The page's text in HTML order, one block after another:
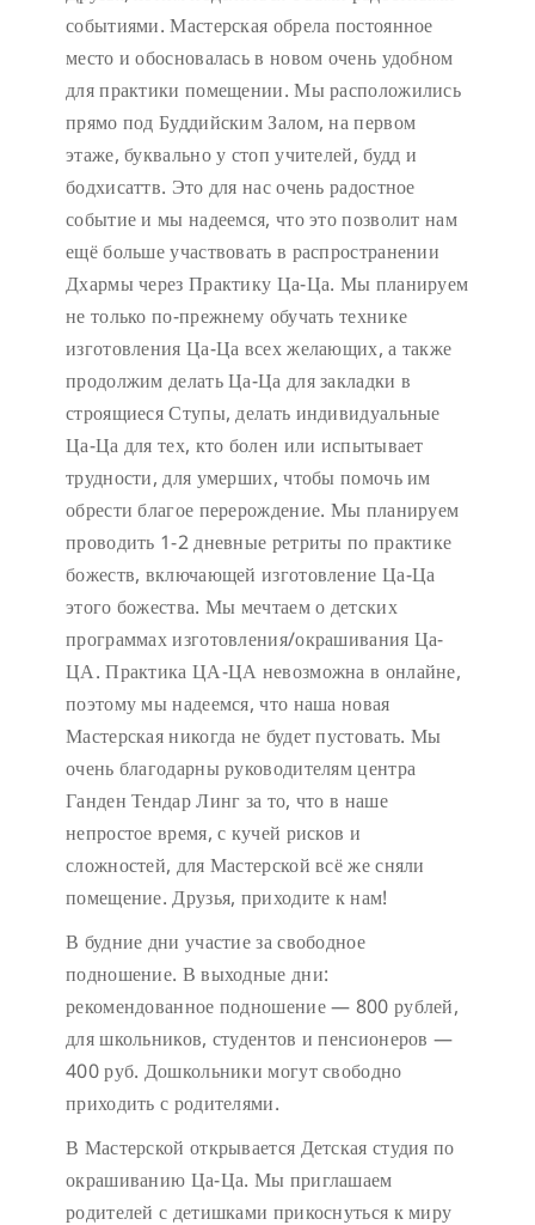
событиями. Мастерская обрела постоянное
место и обосновалась в новом очень удобном
для практики помещении. Мы расположились
прямо под Буддийским Залом, на первом
этаже, буквально у стоп учителей, будд и
бодхисаттв. Это для нас очень радостное
событие и мы надеемся, что это позволит нам
ещё больше участвовать в распространении
Дхармы через Практику Ца-Ца. Мы планируем
не только по-прежнему обучать технике
изготовления Ца-Ца всех желающих, а также
продолжим делать Ца-Ца для закладки в
строящиеся Ступы, делать индивидуальные
Ца-Ца для тех, кто болен или испытывает
трудности, для умерших, чтобы помочь им
обрести благое перерождение. Мы планируем
проводить 1-2 дневные ретриты по практике
божеств, включающей изготовление Ца-Ца
этого божества. Мы мечтаем о детских
программах изготовления/окрашивания Ца-
ЦА. Практика ЦА-ЦА невозможна в онлайне,
поэтому мы надеемся, что наша новая
Мастерская никогда не будет пустовать. Мы
очень благодарны руководителям центра
Ганден Тендар Линг за то, что в наше
непростое время, с кучей рисков и
сложностей, для Мастерской всё же сняли
помещение. Друзья, приходите к нам!
В будние дни участие за свободное
подношение. В выходные дни:
рекомендованное подношение — 800 рублей,
для школьников, студентов и пенсионеров —
400 руб. Дошкольники могут свободно
приходить с родителями.
В Мастерской открывается Детская студия по
окрашиванию Ца-Ца. Мы приглашаем
родителей с детишками прикоснуться к миру